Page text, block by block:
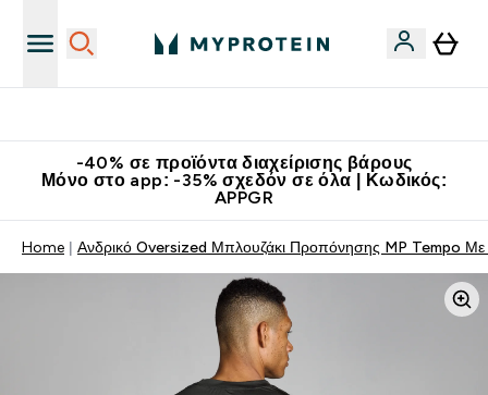
-40% σε προϊόντα διαχείρισης βάρους
Μόνο στο app: -35% σχεδόν σε όλα | Κωδικός:
APPGR
Home Ανδρικό Oversized Μπλουζάκι Προπόνησης MP Tempo